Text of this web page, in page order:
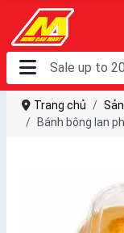
Trang chủ
Bánh bông lan